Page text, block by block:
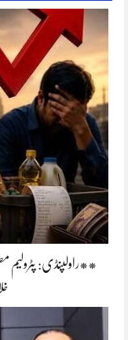
**راولپنڈی: پٹرولیم